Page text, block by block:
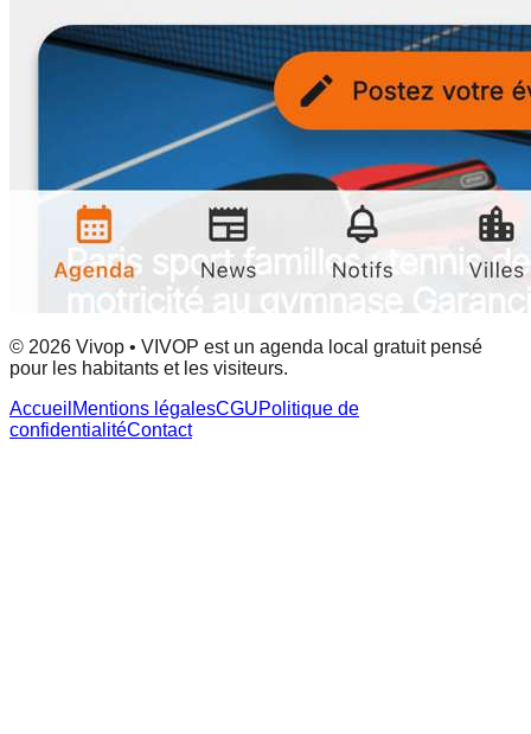
© 2026 Vivop • VIVOP est un agenda local gratuit pensé
pour les habitants et les visiteurs.
Accueil Mentions légalesCGUPolitique de
confidentialitéContact